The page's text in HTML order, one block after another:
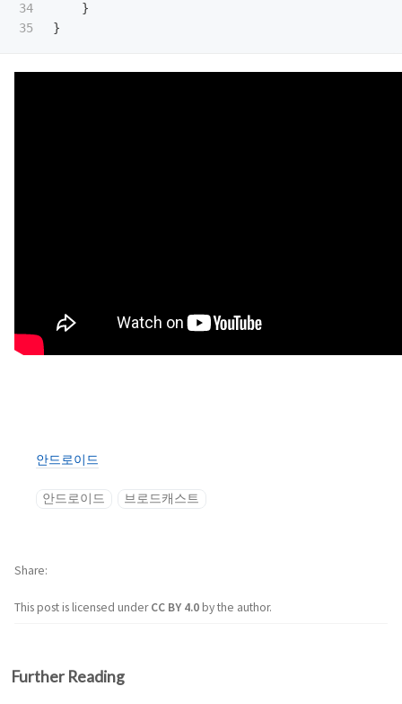
34
}
}
안드로이드
안드로이드 브로드캐스트
This post is licensed underCC BY 4.0by the author.
Share
Further Reading